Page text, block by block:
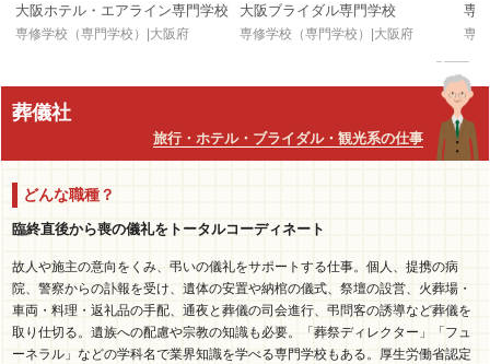
大阪ホテル・エアライン専門学校
専修学校（専門学校）|大阪府
大阪ブライダル専門学校
専修学校（専門学校）|大阪府 専
葬儀社
旅行・ホテル・ブライダル・観光系の仕事
どんな職種？
臨終直後から喪の儀礼をトータルコーディネート
故人や施主の意向をくみ、弔いの儀礼をサポートする仕事。個人、提携の病
院、警察からの訃報を受け、遺体の安置や納棺の儀式、祭壇の設営、火葬場・
車両・料理・返礼品の手配、通夜と葬儀の司会進行、弔問客の誘導など葬儀を
取り仕切る。遺族への配慮や宗教の知識も必要。「葬祭ディレクター」「フュ
ーネラル」などの学科名で業界知識を学べる専門学校もある。厚生労働省認定